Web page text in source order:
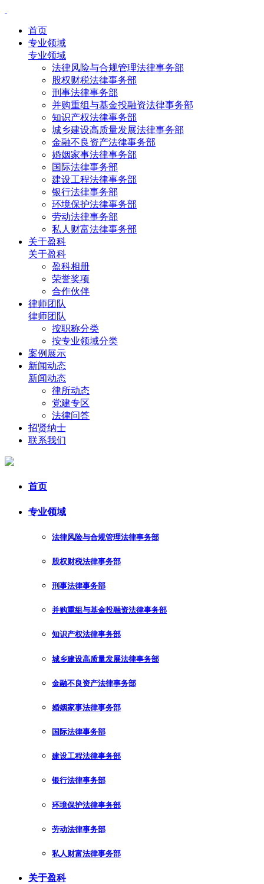
首页
专业领域
专业领域
法律风险与合规管理法律事务部
股权财税法律事务部
刑事法律事务部
并购重组与基金投融资法律事务部
知识产权法律事务部
城乡建设高质量发展法律事务部
金融不良资产法律事务部
婚姻家事法律事务部
国际法律事务部
建设工程法律事务部
银行法律事务部
环境保护法律事务部
劳动法律事务部
私人财富法律事务部
关于盈科
关于盈科
盈科相册
荣誉奖项
合作伙伴
律师团队
律师团队
按职称分类
按专业领域分类
案例展示
新闻动态
新闻动态
律所动态
党建专区
法律问答
招贤纳士
联系我们
首页
专业领域
法律风险与合规管理法律事务部
股权财税法律事务部
刑事法律事务部
并购重组与基金投融资法律事务部
知识产权法律事务部
城乡建设高质量发展法律事务部
金融不良资产法律事务部
婚姻家事法律事务部
国际法律事务部
建设工程法律事务部
银行法律事务部
环境保护法律事务部
劳动法律事务部
私人财富法律事务部
关于盈科